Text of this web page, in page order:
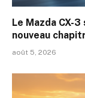
Le Mazda CX-
nouveau
août 5, 2026